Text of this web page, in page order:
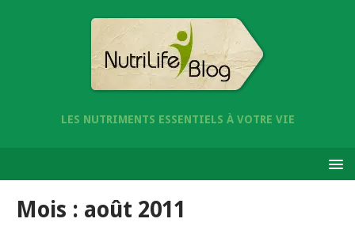
LES NUTRIMENTS ESSENTIELS À VOTRE VIE
Mois : août 2011